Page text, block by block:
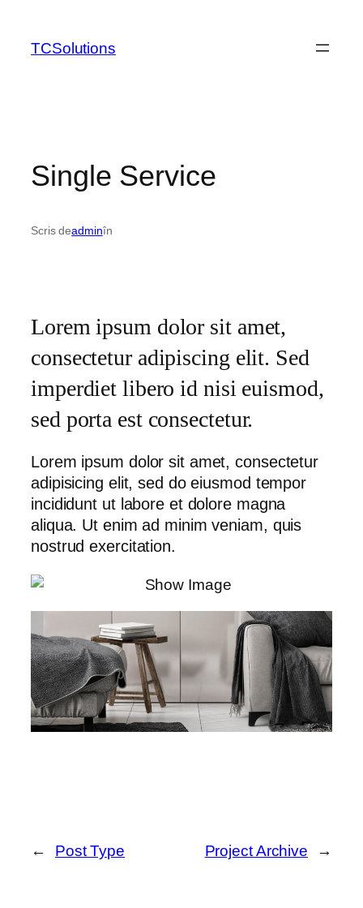
TCSolutions
Single Service
Scris deadminîn
Lorem ipsum dolor sit amet,
consectetur adipiscing elit. Sed
imperdiet libero id nisi euismod,
sed porta est consectetur.
Lorem ipsum dolor sit amet, consectetur
adipisicing elit, sed do eiusmod tempor
incididunt ut labore et dolore magna
aliqua. Ut enim ad minim veniam, quis
nostrud exercitation.
← Post Type Project Archive →